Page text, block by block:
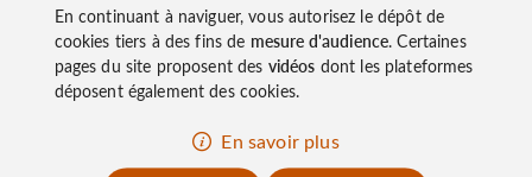
Top expériences
En continuant à naviguer, vous autorisez le dépôt de
cookies tiers à des fins de mesure d'audience. Certaines
pages du site proposent des vidéos dont les plateformes
déposent également des cookies.
En savoir plus